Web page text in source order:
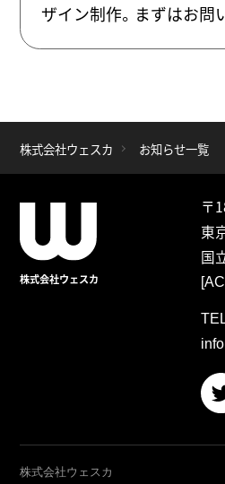
ザイン制作。まずはお問
株式会社ウェスカ お知らせ一覧
株式会社ウェスカ
〒
東
国
株式会社ウェスカ